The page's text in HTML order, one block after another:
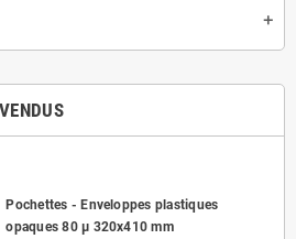
Pochettes - Enveloppes plastiques
opaques 80 µ 320x410 mm